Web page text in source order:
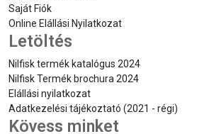
Saját Fiók
Online Elállási Nyilatkozat
Letöltés
Nilfisk termék katalógus 2024
Nilfisk Termék brochura 2024
Elállási nyilatkozat
Adatkezelési tájékoztató (2021 - régi)
Kövess minket